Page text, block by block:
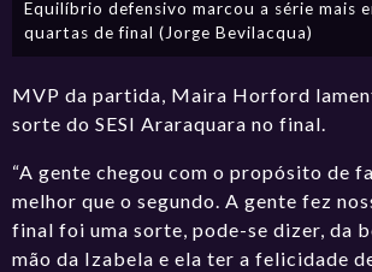
Equilíbrio defensivo marcou a série mais
quartas de final (Jorge Bevilacqua)
MVP da partida, Maira Horford
sorte do SESI Araraquara no final.
“A gente chegou com o propósito de
melhor que o segundo. A gente fez
final foi uma sorte, pode-se dizer, da
mão da Izabela e ela ter a felicidade